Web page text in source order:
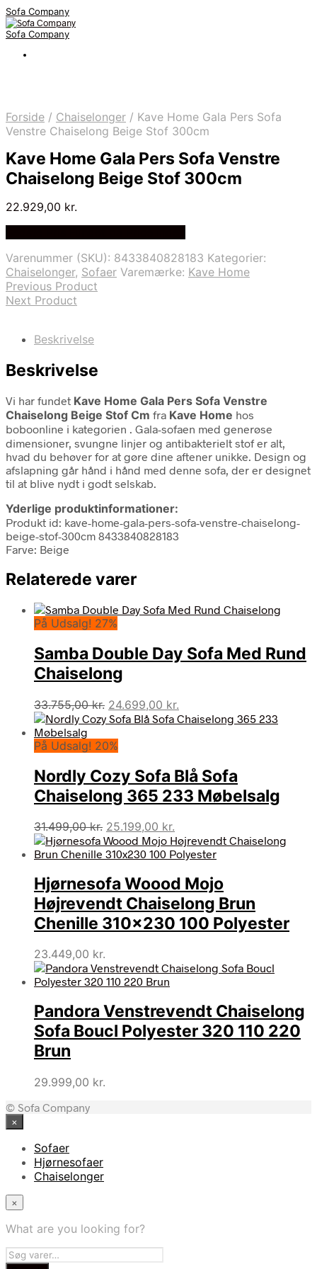
Sofa Company
Sofa Company
Forside / Chaiselonger / Kave Home Gala Pers Sofa
Venstre Chaiselong Beige Stof 300cm
Kave Home Gala Pers Sofa Venstre
Chaiselong Beige Stof 300cm
22.929,00 kr.
Varenummer (SKU): 8433840828183 Kategorier:
Chaiselonger, Sofaer Varemærke: Kave Home
Previous Product
Next Product
Beskrivelse
Beskrivelse
Vi har fundet Kave Home Gala Pers Sofa Venstre
Chaiselong Beige Stof Cm fra Kave Home hos
boboonline i kategorien . Gala-sofaen med generøse
dimensioner, svungne linjer og antibakterielt stof er alt,
hvad du behøver for at gøre dine aftener unikke. Design og
afslapning går hånd i hånd med denne sofa, der er designet
til at blive nydt i godt selskab.
Yderlige produktinformationer:
Produkt id: kave-home-gala-pers-sofa-venstre-chaiselong-
beige-stof-300cm 8433840828183
Farve: Beige
Relaterede varer
På Udsalg! 27%
Samba Double Day Sofa Med Rund
Chaiselong
33.755,00kr. Den
oprindelige
var:
24.699,00 kr.
aktuelle
På Udsalg! 20%
Nordly Cozy Sofa Blå Sofa
Chaiselong 365 233 Møbelsalg
31.499,00kr. Den
oprindelige
pris
31.499,00 kr..
25.199,00 kr.
aktuelle
pris
25.199,00 kr..
Hjørnesofa Woood Mojo
Højrevendt Chaiselong Brun
Chenille 310×230 100 Polyester
23.449,00 kr.
Pandora Venstrevendt Chaiselong
Sofa Boucl Polyester 320 110 220
Brun
29.999,00 kr.
© Sofa Company
×
Sofaer
Hjørnesofaer
Chaiselonger
×
What are you looking for?